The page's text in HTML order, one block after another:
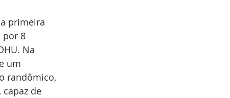
primeira
por 8
Na
um
randômico,
de